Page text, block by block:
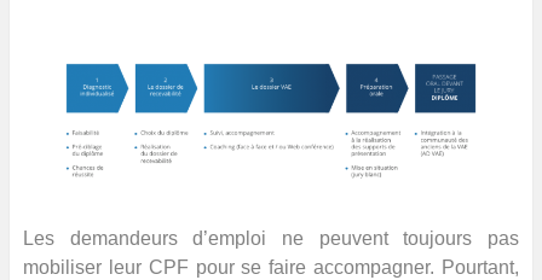
Les demandeurs d’emploi ne peuvent toujours pas
mobiliser leur CPF pour se faire accompagner. Pourtant,